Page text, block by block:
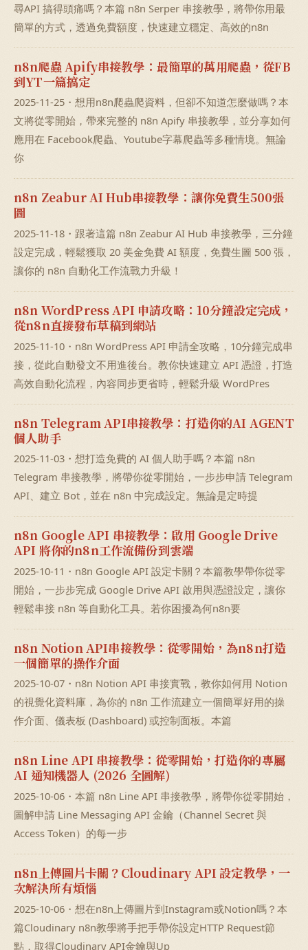
尋API 搞得頭痛嗎？本篇 n8n Serper 串接教學，將帶你用最
簡單的方式，透過免費額度，快速建立穩定、高效的n8n
n8n爬蟲 Apify串接教學：最簡單的萬用爬蟲，從FB
到YT一篇搞定
2025-11-25・想用n8n爬蟲爬資料，但卻不知道怎麼做嗎？本
文將從零開始，帶來完整的 n8n Apify 串接教學，並分享如何
應用在 Facebook爬蟲、Youtube字幕爬蟲等多種情境。無論
你
n8n Zeabur AI Hub串接教學：讓你免費生500張
圖
2025-11-18・跟著這篇 n8n Zeabur AI Hub 串接教學，三分鐘
設定完成，輕鬆獲取 20 美金免費 AI 額度，免費生圖 500 張，
讓你的 n8n 自動化工作流戰力升級！
n8n WordPress API 申請攻略：10分鐘設定完成，
從n8n直接發布草稿到網站
2025-11-10・n8n WordPress API 申請全攻略，10分鐘完成串
接，從此自動發文不用進後台。教你快速建立 API 憑證，打造
高效自動化流程，內容同步更省時，輕鬆升級 WordPres
n8n Telegram API串接教學：打造你的AI AGENT
個人助手
2025-11-03・想打造免費的 AI 個人助手嗎？本篇 n8n
Telegram 串接教學，將帶你從零開始，一步步申請 Telegram
API、建立 Bot，並在 n8n 中完成設定。無論是定時提
n8n Google API 串接教學：啟用 Google Drive
API 將你的n8n工作流備份到雲端
2025-10-11・n8n Google API 設定卡關？本篇教學帶你從零
開始，一步步完成 Google Drive API 啟用與憑證設定，讓你
輕鬆串接 n8n 等自動化工具。若你困擾為何n8n要
n8n Notion API串接教學：從零開始，為n8n打造
一個簡單的操作介面
2025-10-07・n8n Notion API 串接實戰，教你如何用 Notion
的視覺化資料庫，為你的 n8n 工作流建立一個簡單好用的操
作介面、儀表板 (Dashboard) 或控制面板。本篇
n8n Line API 串接教學：從零開始，打造你的專屬
AI 通知機器人 (2026 全圖解)
2025-10-06・本篇 n8n Line API 串接教學，將帶你從零開始，
圖解申請 Line Messaging API 金鑰（Channel Secret 與
Access Token）的每一步
n8n上傳圖片卡關？Cloudinary API 設定教學，一
次解決所有煩惱
2025-10-06・想在n8n上傳圖片到Instagram或Notion嗎？本
篇Cloudinary n8n教學將手把手帶你設定HTTP Request節
點，取得Cloudinary API金鑰與Up